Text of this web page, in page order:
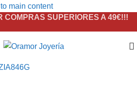
main content
COMPRAS SUPERIORES A 49€!!!